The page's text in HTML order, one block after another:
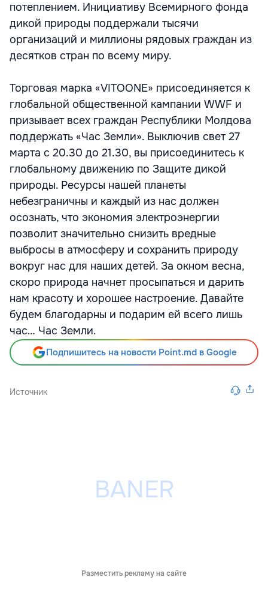
потеплением. Инициативу Всемирного фонда
дикой природы поддержали тысячи
организаций и миллионы рядовых граждан из
десятков стран по всему миру.
Торговая марка «VITOONE» присоединяется к
глобальной общественной кампании WWF и
призывает всех граждан Республики Молдова
поддержать «Час Земли». Выключив свет 27
марта с 20.30 до 21.30, вы присоединитесь к
глобальному движению по Защите дикой
природы. Ресурсы нашей планеты
небезграничны и каждый из нас должен
осознать, что экономия электроэнергии
позволит значительно снизить вредные
выбросы в атмосферу и сохранить природу
вокруг нас для наших детей. За окном весна,
скоро природа начнет просыпаться и дарить
нам красоту и хорошее настроение. Давайте
будем благодарны и подарим ей всего лишь
час… Час Земли.
Подпишитесь на новости Point.md в Google
Источник
Разместить рекламу на сайте